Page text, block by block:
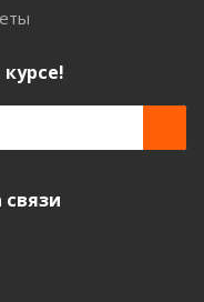
связи